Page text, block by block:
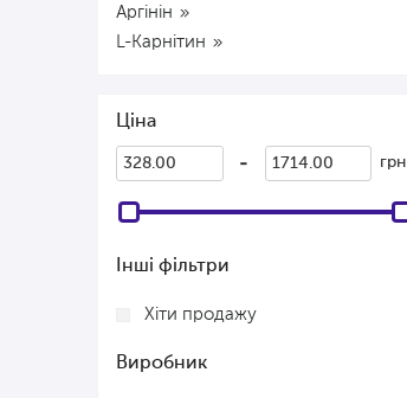
Аргінін
L-Карнітин
Ціна
- грн
Інші фільтри
Хіти продажу
Виробник